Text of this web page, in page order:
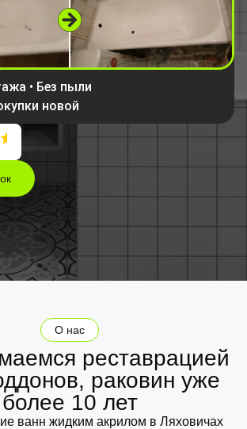
• Без пыли
новой
О нас
реставрацией
раковин уже
более 10 лет
ванн жидким акрилом в Ляховичах